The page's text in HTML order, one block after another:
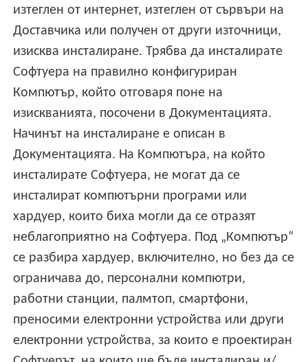
изтеглен от интернет, изтеглен от сървъри на
Доставчика или получен от други източници,
изисква инсталиране. Трябва да инсталирате
Софтуера на правилно конфигуриран
Компютър, който отговаря поне на
изискванията, посочени в Документацията.
Начинът на инсталиране е описан в
Документацията. На Компютъра, на който
инсталирате Софтуера, не могат да се
инсталират компютърни програми или
хардуер, които биха могли да се отразят
неблагоприятно на Софтуера. Под „Компютър“
се разбира хардуер, включително, но без да се
ограничава до, персонални компютри,
работни станции, палмтоп, смартфони,
преносими електронни устройства или други
електронни устройства, за които е проектиран